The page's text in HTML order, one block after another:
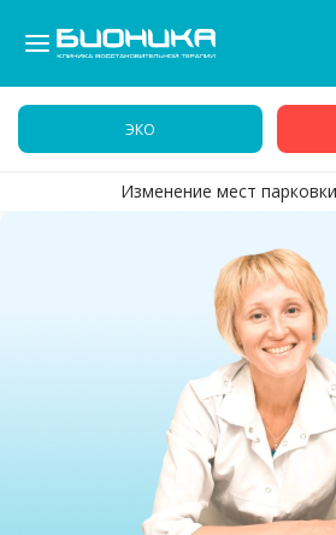
ЭКО
Изменение мест